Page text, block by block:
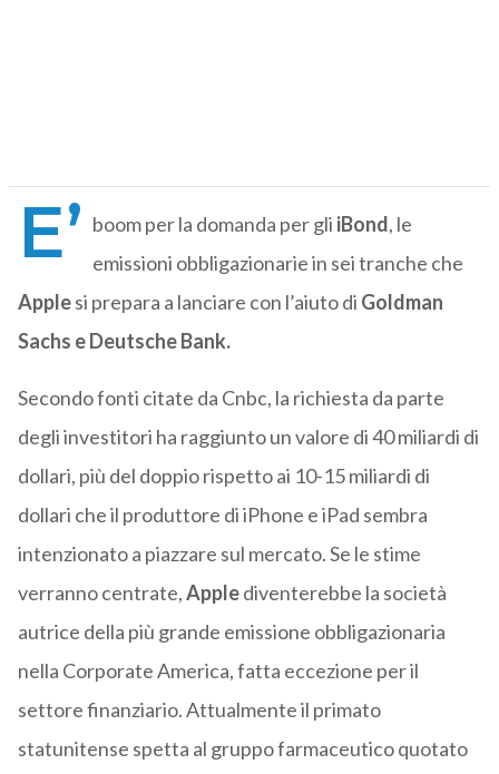
E’ boom per la domanda per gli iBond, le
emissioni obbligazionarie in sei tranche che
Applesi prepara a lanciare con l’aiuto di Goldman
Sachs e Deutsche Bank.
Secondo fonti citate da Cnbc, la richiesta da parte
degli investitori ha raggiunto un valore di 40 miliardi di
dollari, più del doppio rispetto ai 10-15 miliardi di
dollari che il produttore di iPhone e iPad sembra
intenzionato a piazzare sul mercato. Se le stime
verranno centrate,Applediventerebbe la società
autrice della più grande emissione obbligazionaria
nella Corporate America, fatta eccezione per il
settore finanziario. Attualmente il primato
statunitense spetta al gruppo farmaceutico quotato